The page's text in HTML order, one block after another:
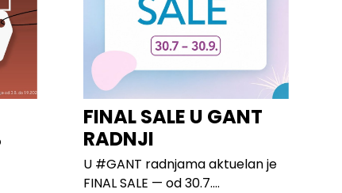
FINAL SALE U GANT
RADNJI
U #GANT radnjama aktuelan je
FINAL SALE — od 30.7....